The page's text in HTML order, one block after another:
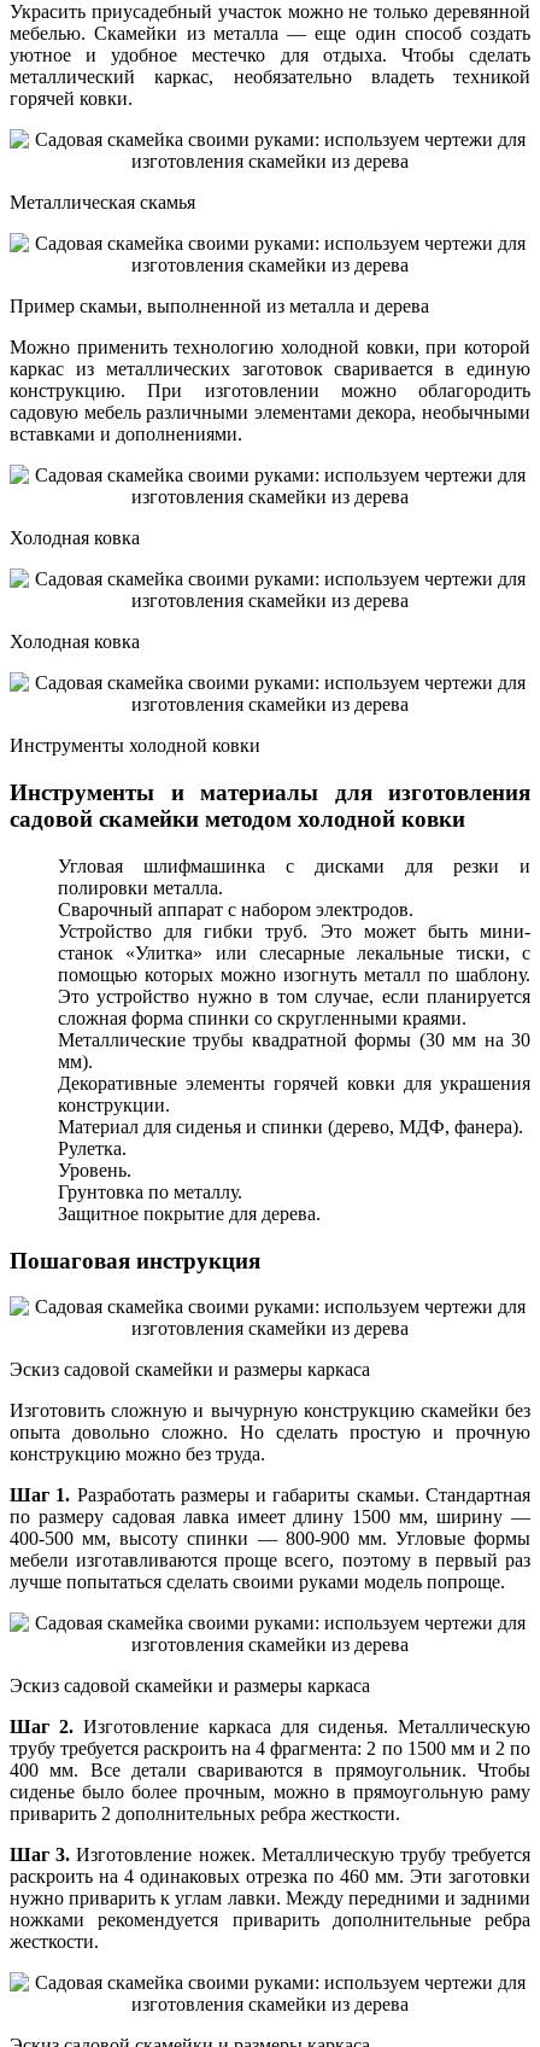
Украсить приусадебный участок можно не только деревянной
мебелью. Скамейки из металла — еще один способ создать
уютное и удобное местечко для отдыха. Чтобы сделать
металлический каркас, необязательно владеть техникой
горячей ковки.
Металлическая скамья
Пример скамьи, выполненной из металла и дерева
Можно применить технологию холодной ковки, при которой
каркас из металлических заготовок сваривается в единую
конструкцию. При изготовлении можно облагородить
садовую мебель различными элементами декора, необычными
вставками и дополнениями.
Холодная ковка
Холодная ковка
Инструменты холодной ковки
Инструменты и материалы для изготовления
садовой скамейки методом холодной ковки
Угловая шлифмашинка с дисками для резки и
полировки металла.
Сварочный аппарат с набором электродов.
Устройство для гибки труб. Это может быть мини-
станок «Улитка» или слесарные лекальные тиски, с
помощью которых можно изогнуть металл по шаблону.
Это устройство нужно в том случае, если планируется
сложная форма спинки со скругленными краями.
Металлические трубы квадратной формы (30 мм на 30
мм).
Декоративные элементы горячей ковки для украшения
конструкции.
Материал для сиденья и спинки (дерево, МДФ, фанера).
Рулетка.
Уровень.
Грунтовка по металлу.
Защитное покрытие для дерева.
Пошаговая инструкция
Эскиз садовой скамейки и размеры каркаса
Изготовить сложную и вычурную конструкцию скамейки без
опыта довольно сложно. Но сделать простую и прочную
конструкцию можно без труда.
Шаг 1. Разработать размеры и габариты скамьи. Стандартная
по размеру садовая лавка имеет длину 1500 мм, ширину —
400-500 мм, высоту спинки — 800-900 мм. Угловые формы
мебели изготавливаются проще всего, поэтому в первый раз
лучше попытаться сделать своими руками модель попроще.
Эскиз садовой скамейки и размеры каркаса
Шаг 2. Изготовление каркаса для сиденья. Металлическую
трубу требуется раскроить на 4 фрагмента: 2 по 1500 мм и 2 по
400 мм. Все детали свариваются в прямоугольник. Чтобы
сиденье было более прочным, можно в прямоугольную раму
приварить 2 дополнительных ребра жесткости.
Шаг 3. Изготовление ножек. Металлическую трубу требуется
раскроить на 4 одинаковых отрезка по 460 мм. Эти заготовки
нужно приварить к углам лавки. Между передними и задними
ножками рекомендуется приварить дополнительные ребра
жесткости.